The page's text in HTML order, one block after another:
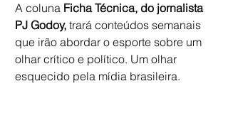
A coluna Ficha Técnica, do jornalista
PJ Godoy, trará conteúdos semanais
que irão abordar o esporte sobre um
olhar crítico e político. Um olhar
esquecido pela mídia brasileira.